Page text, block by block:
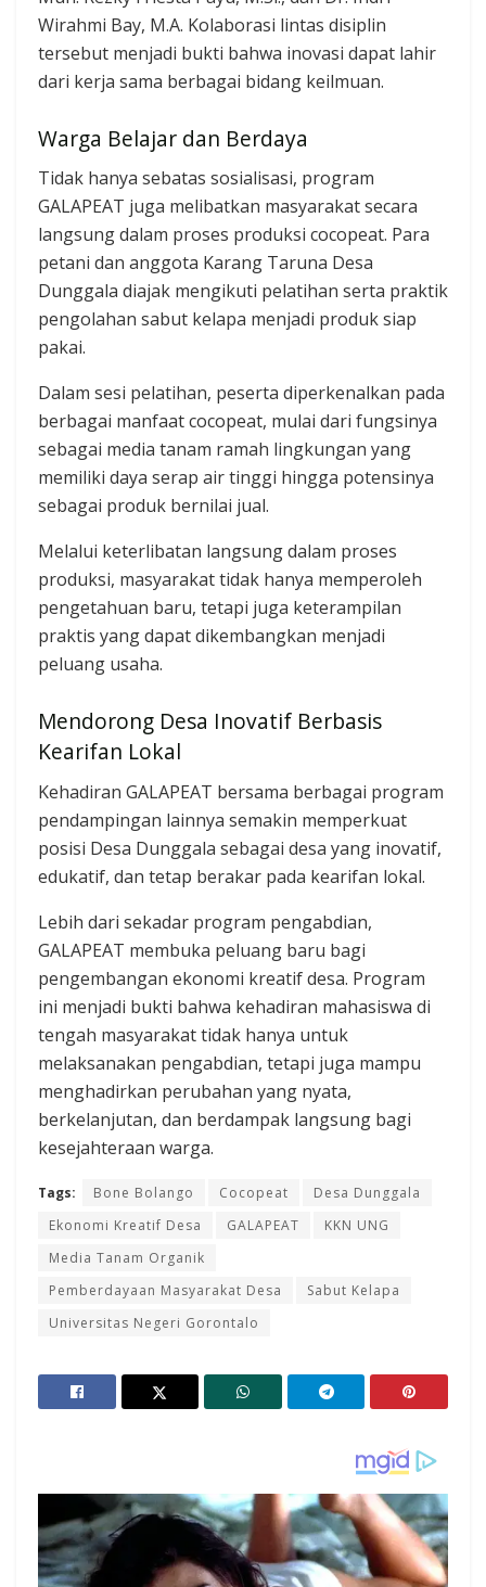
Wirahmi Bay, M.A. Kolaborasi lintas disiplin
tersebut menjadi bukti bahwa inovasi dapat lahir
dari kerja sama berbagai bidang keilmuan.
Warga Belajar dan Berdaya
Tidak hanya sebatas sosialisasi, program
GALAPEAT juga melibatkan masyarakat secara
langsung dalam proses produksi cocopeat. Para
petani dan anggota Karang Taruna Desa
Dunggala diajak mengikuti pelatihan serta praktik
pengolahan sabut kelapa menjadi produk siap
pakai.
Dalam sesi pelatihan, peserta diperkenalkan pada
berbagai manfaat cocopeat, mulai dari fungsinya
sebagai media tanam ramah lingkungan yang
memiliki daya serap air tinggi hingga potensinya
sebagai produk bernilai jual.
Melalui keterlibatan langsung dalam proses
produksi, masyarakat tidak hanya memperoleh
pengetahuan baru, tetapi juga keterampilan
praktis yang dapat dikembangkan menjadi
peluang usaha.
Mendorong Desa Inovatif Berbasis
Kearifan Lokal
Kehadiran GALAPEAT bersama berbagai program
pendampingan lainnya semakin memperkuat
posisi Desa Dunggala sebagai desa yang inovatif,
edukatif, dan tetap berakar pada kearifan lokal.
Lebih dari sekadar program pengabdian,
GALAPEAT membuka peluang baru bagi
pengembangan ekonomi kreatif desa. Program
ini menjadi bukti bahwa kehadiran mahasiswa di
tengah masyarakat tidak hanya untuk
melaksanakan pengabdian, tetapi juga mampu
menghadirkan perubahan yang nyata,
berkelanjutan, dan berdampak langsung bagi
kesejahteraan warga.
Tags: Bone Bolango Cocopeat
Desa Dunggala
Ekonomi Kreatif Desa
GALAPEAT
KKN UNG
Media Tanam Organik
Pemberdayaan Masyarakat Desa
Sabut Kelapa
Universitas Negeri Gorontalo